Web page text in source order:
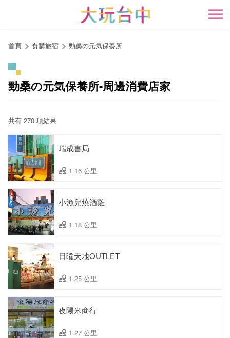
開
首頁 食購旅宿 勁桑の元気保養所
勁桑の元気保養所-周邊消費店家
共有 270 項結果
瑞成書局
1.16 公里
小漁兒燒酒雞
1.18 公里
日曜天地OUTLET
1.25 公里
夜陽米商行
1.27 公里